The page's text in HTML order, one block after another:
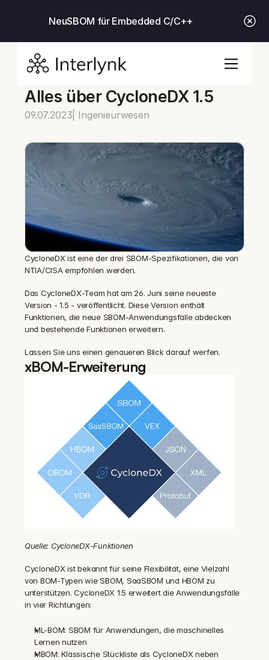
NeuSBOM für Embedded C/C++
Alles über CycloneDX 1.5
09.07.2023 | Ingenieurwesen
CycloneDX ist eine der drei SBOM-Spezifikationen, die von
NTIA/CISA empfohlen werden.
Das CycloneDX-Team hat am 26. Juni seine neueste
Version - 1.5 - veröffentlicht. Diese Version enthält
Funktionen, die neue SBOM-Anwendungsfälle abdecken
und bestehende Funktionen erweitern.
Lassen Sie uns einen genaueren Blick darauf werfen.
xBOM-Erweiterung
Quelle: CycloneDX-Funktionen
CycloneDX ist bekannt für seine Flexibilität, eine Vielzahl
von BOM-Typen wie SBOM, SaaSBOM und HBOM zu
unterstützen. CycloneDX 1.5 erweitert die Anwendungsfälle
in vier Richtungen:
ML-BOM: SBOM für Anwendungen, die maschinelles
Lernen nutzen
MBOM: Klassische Stückliste als CycloneDX neben